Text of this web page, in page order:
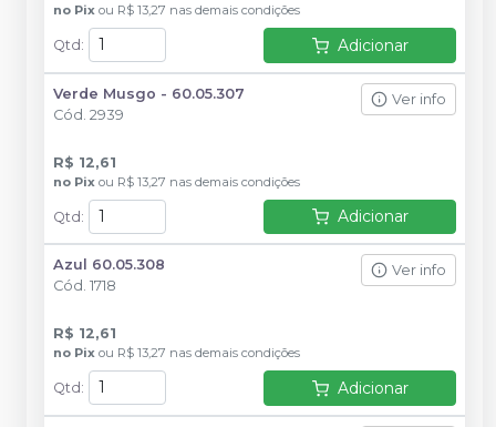
no Pix ou R$ 13,27 nas demais condições
Qtd : Adicionar
Verde Musgo - 60.05.307
Cód. 2939
Ver info
R$ 12,61
no Pix ou R$ 13,27 nas demais condições
Qtd: Adicionar
Azul 60.05.308
Cód. 1718
Ver info
R$ 12,61
no Pix ou R$ 13,27 nas demais condições
Qtd : Adicionar